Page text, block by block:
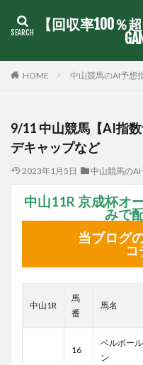
【回収率100％
HOME 中山競馬のAI予想
9/11 中山競馬【AI指
デキャップなど
2023年1月5日 中山競馬のAI
中山11R 京成杯オ
みで
当ブログ
コ
中山1R
馬
番
馬名
16
ベルボー
ン